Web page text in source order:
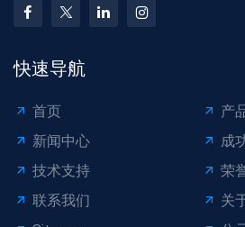
快速导航
首页
产
新闻中心
成
技术支持
荣
联系我们
关